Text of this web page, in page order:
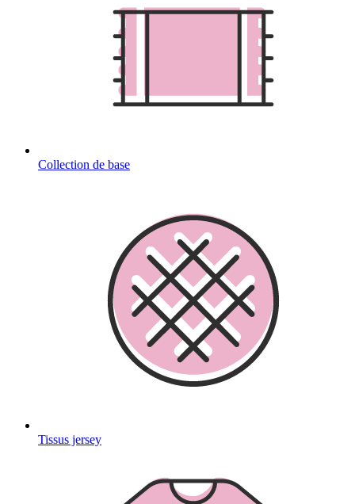
Collection de base
Tissus jersey